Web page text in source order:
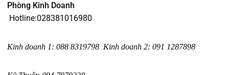
Phòng Kinh Doanh
Hotline:028381016980
Kinh doanh 1: 088 8319798 Kinh doanh 2: 091 1287898